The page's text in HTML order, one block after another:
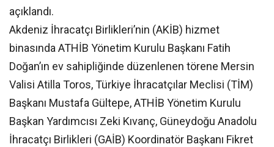
açıklandı.
Akdeniz İhracatçı Birlikleri’nin (AKİB) hizmet
binasında ATHİB Yönetim Kurulu Başkanı Fatih
Doğan’ın ev sahipliğinde düzenlenen törene Mersin
Valisi Atilla Toros, Türkiye İhracatçılar Meclisi (TİM)
Başkanı Mustafa Gültepe, ATHİB Yönetim Kurulu
Başkan Yardımcısı Zeki Kıvanç, Güneydoğu Anadolu
İhracatçı Birlikleri (GAİB) Koordinatör Başkanı Fikret